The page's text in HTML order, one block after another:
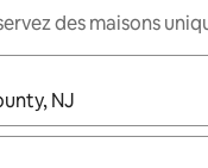
des maisons
s'affichent,